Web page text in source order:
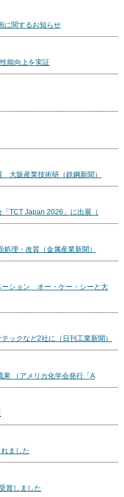
に関するお知らせ
能向上を実証
大阪産業技術研（鉄鋼新聞）
「TCT Japan 2026」に出展（
理・改質（金属産業新聞）
ーション オー・ケー・シーと大
ックなど2社に（日刊工業新聞）
（アメリカ化学会発行「A
ました
賞しました